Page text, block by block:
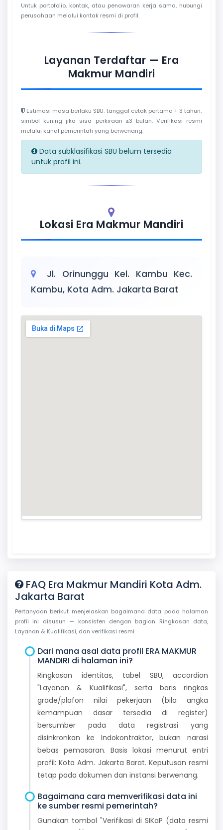
Untuk portofolio, kontak, atau penawaran kerja sama, hubungi
perusahaan melalui kontak resmi di profil.
Layanan Terdaftar — Era
Makmur Mandiri
Estimasi masa berlaku SBU: tanggal cetak pertama + 3 tahun;
simbol kuning jika sisa perkiraan ≤3 bulan. Verifikasi resmi
melalui kanal pemerintah yang berwenang.
Data subklasifikasi SBU belum tersedia
untuk profil ini.
Lokasi Era Makmur Mandiri
Jl. Orinunggu Kel. Kambu Kec.
Kambu, Kota Adm. Jakarta Barat
FAQ Era Makmur Mandiri Kota Adm.
Jakarta Barat
Pertanyaan berikut menjelaskan bagaimana data pada halaman
profil ini disusun — konsisten dengan bagian Ringkasan data,
Layanan & Kualifikasi, dan verifikasi resmi.
Dari mana asal data profil ERA MAKMUR
MANDIRI di halaman ini?
Ringkasan identitas, tabel SBU, accordion
"Layanan & Kualifikasi", serta baris ringkas
grade/plafon nilai pekerjaan (bila angka
kemampuan dasar tersedia di register)
bersumber pada data registrasi yang
disinkronkan ke Indokontraktor, bukan narasi
bebas pemasaran. Basis lokasi menurut entri
profil: Kota Adm. Jakarta Barat. Keputusan resmi
tetap pada dokumen dan instansi berwenang.
Bagaimana cara memverifikasi data ini
ke sumber resmi pemerintah?
Gunakan tombol "Verifikasi di SIKaP (data resmi